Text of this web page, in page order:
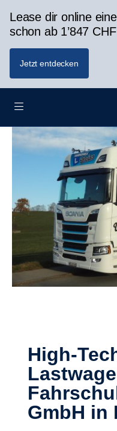
Lease dir online
schon ab 1’847
Jetzt entdecken
High-Tech Fahrschul-
GmbH in